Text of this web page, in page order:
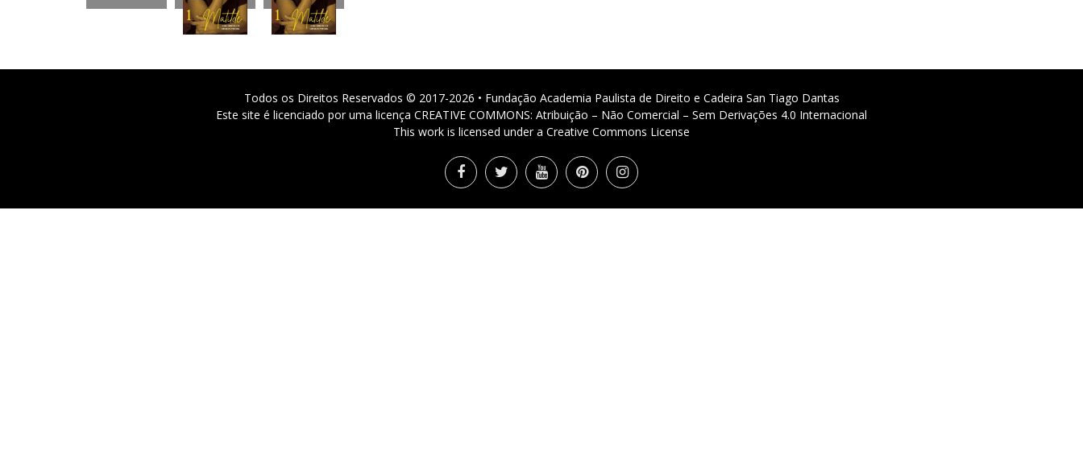
Todos os Direitos Reservados © 2017-2026 • Fundação Academia Paulista de Direito e Cadeira San Tiago Dantas
Este site é licenciado por uma licença CREATIVE COMMONS: Atribuição – Não Comercial – Sem Derivações 4.0 Internacional
This work is licensed under a Creative Commons License